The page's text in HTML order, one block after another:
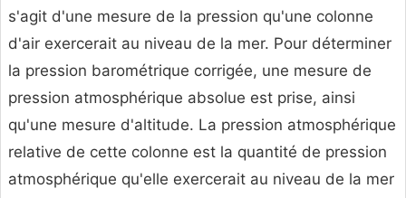
s'agit d'une mesure de la pression qu'une colonne
d'air exercerait au niveau de la mer. Pour déterminer
la pression barométrique corrigée, une mesure de
pression atmosphérique absolue est prise, ainsi
qu'une mesure d'altitude. La pression atmosphérique
relative de cette colonne est la quantité de pression
atmosphérique qu'elle exercerait au niveau de la mer